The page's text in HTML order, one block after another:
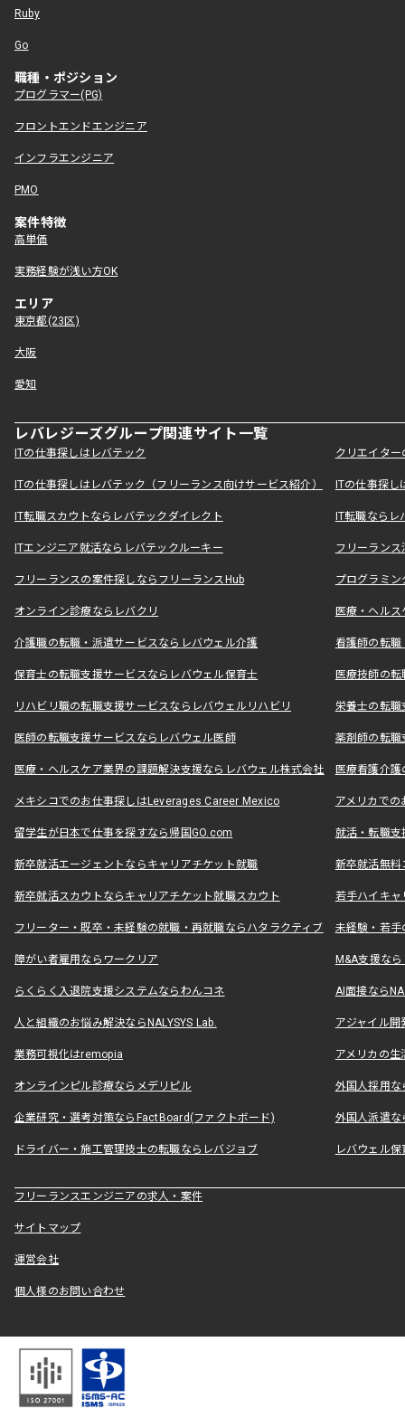
Ruby
Go
職種・ポジション
プログラマー(PG)
フロントエンドエンジニア
インフラエンジニア
PMO
案件特徴
高単価
実務経験が浅い方OK
エリア
東京都(23区)
大阪
愛知
レバレジーズグループ関連サイト一覧
ITの仕事探しはレバテック クリエイタ
ITの仕事探しはレバテック（フリーランス向けサービス紹介） ITの仕事探
IT転職スカウトならレバテックダイレクト IT転職なら
ITエンジニア就活ならレバテックルーキー フリーラン
フリーランスの案件探しならフリーランスHub プログラミ
オンライン診療ならレバクリ 医療・ヘル
介護職の転職・派遣サービスならレバウェル介護 看護師の転
保育士の転職支援サービスならレバウェル保育士 医療技師の
リハビリ職の転職支援サービスならレバウェルリハビリ 栄養士の転
医師の転職支援サービスならレバウェル医師 薬剤師の転
医療・ヘルスケア業界の課題解決支援ならレバウェル株式会社 医療看護介
メキシコでのお仕事探しはLeverages Career Mexico アメリカで
留学生が日本で仕事を探すなら帰国GO.com 就活・転職
新卒就活エージェントならキャリアチケット就職 新卒就活無料
新卒就活スカウトならキャリアチケット就職スカウト 若手ハイキ
フリーター・既卒・未経験の就職・再就職ならハタラクティブ 未経験・若手
障がい者雇用ならワークリア M&A支援な
らくらく入退院支援システムならわんコネ AI面接なら
人と組織のお悩み解決ならNALYSYS Lab. アジャイル
業務可視化はremopia アメリカの
オンラインピル診療ならメデリピル 外国人採用
企業研究・選考対策ならFactBoard(ファクトボード) 外国人派遣な
ドライバー・施工管理技士の転職ならレバジョブ レバウェル
フリーランスエンジニアの求人・案件
サイトマップ
運営会社
個人様のお問い合わせ